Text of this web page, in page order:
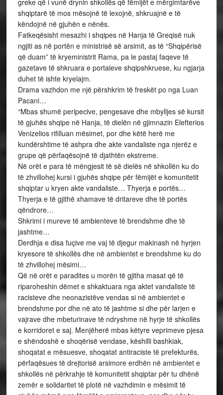
greke që i vunë drynin shkollës që fëmijët e mërgimtarëve
shqiptarë të mos mësojnë të lexojnë, shkruajnë e të
këndojnë në gjuhën e nënës.
Fatkeqësisht mesazhi i shqipes në Hanja të Greqisë nuk
ngjiti as në portën e ministrisë së arsimit, as të “Shqipërisë
që duam” të kryeministrit Rama, pa le pastaj faqeve të
gazetave të shkruara e portaleve shqipshkruese, ku ngjarja
duhet të ishte kryelajm.
Drama vazhdon me një përshkrim të freskët po nga Luan
Pacani…
“Mbas shumë peripecive, pengesave dhe mbylljes së kursit
të gjuhës shqipe në Hanja, të dielën në gjimnazin Elefterios
Venizelios rifilluan mësimet, por dhe këtë herë me
kundërshtime të ashpra dhe akte vandaliste nga njerëz e
grupe që përfaqësojnë të djathtën ekstreme.
Në orët e para të mëngjesit të së dielës në shkollën ku do
të zhvillohej kursi i gjuhës shqipe për fëmijët e komunitetit
shqiptar u kryen akte vandaliste… Thyerja e portës…
Thyerja e të gjithë xhamave të dritareve dhe të portës
qëndrore…
Shkrimi i mureve të ambienteve të brendshme dhe të
jashtme…
Derdhja e disa fuçive me vaj të djegur makinash në hyrjen
kryesore të shkollës dhe në ambientet e brendshme ku do
të zhvillohej mësimi…
Që në orët e paradites u morën të gjitha masat që të
riparoheshin dëmet e shkaktuara nga aktet vandaliste të
racisteve dhe neonazistëve vendas si në ambientet e
brendshme por dhe në ato të jashtme si dhe për larjen e
vajrave dhe mbeturinave të ndryshme në hyrje të shkollës
e korridoret e saj. Menjëherë mbas këtyre veprimeve pjesa
e shëndoshë e shoqërisë vendase, këshilli bashkiak,
shoqatat e mësuesve, shoqatat antiraciste të prefekturës,
përfaqësues të drejtorisë arsimore erdhën në ambientet e
shkollës në përkrahje të komunitetit shqiptar për tu dhënë
zemër e solidaritet të plotë në vazhdimin e mësimit të